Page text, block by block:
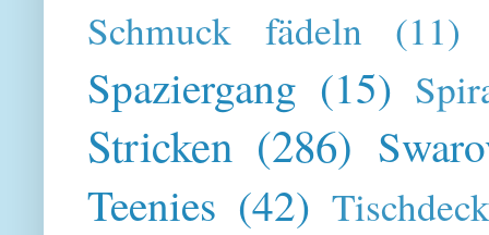
Schmuck fädeln (11)
Spaziergang (15)
Stricken (286)
Teenies (42)